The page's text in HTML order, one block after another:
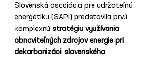
Slovenská asociácia pre udržateľnú
energetiku (SAPI) predstavila prvú
komplexnú stratégiu využívania
obnoviteľných zdrojov energie pri
dekarbonizácii slovenského